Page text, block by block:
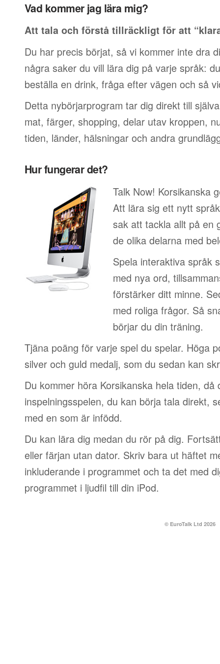
Vad kommer jag lära mig?
Att tala och förstå tillräckligt för att
Du har precis börjat, så vi kommer inte dra
några saker du vill lära dig på varje språk: du
beställa en drink, fråga efter vägen och så
Detta nybörjarprogram tar dig direkt till
mat, färger, shopping, delar utav kroppen,
tiden, länder, hälsningar och andra
Hur fungerar det?
Talk Now! Korsikanska
Att lära sig ett nytt
sak att tackla allt på en
de olika delarna med
Spela interaktiva språk
med nya ord,
förstärker ditt minne.
med roliga frågor. Så
börjar du din träning.
Tjäna poäng för varje spel du spelar. Höga
silver och guld medalj, som du sedan kan
Du kommer höra Korsikanska hela tiden, då
inspelningsspelen, du kan börja tala direkt,
med en som är infödd.
Du kan lära dig medan du rör på dig.
eller färjan utan dator. Skriv bara ut häftet
inkluderande i programmet och ta det med
programmet i ljudfil till din iPod.
© EuroTalk Ltd 2026